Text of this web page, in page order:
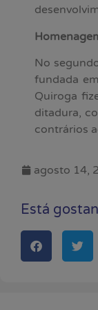
No
fundada
Quiroga
ditadura,
contrários
agosto 14,
Está